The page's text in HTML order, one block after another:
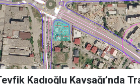
Kadıoğlu Kavşağı’nda